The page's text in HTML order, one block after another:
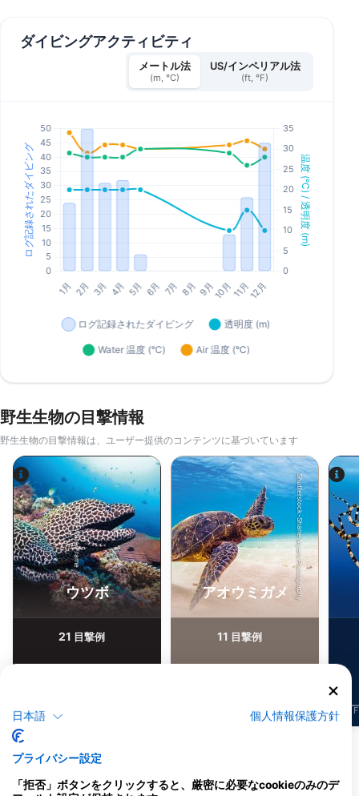
ダイビングアクティビティ
メートル法
(m, °C)
US/インペリアル法
(ft, °F)
野生生物の目撃情報
野生生物の目撃情報は、ユーザー提供のコンテンツに基づいています
Alamy-WaterFrame
ウツボ
21 目撃例
J F
Shutterstock-Shane Myers Photography
アオウミガメ
11 目撃例
J A S O N D F
日本語 個人情報保護方針
プライバシー設定
「拒否」ボタンをクリックすると、厳密に必要なcookieのみのデ